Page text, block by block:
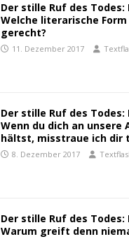
Der stille Ruf des Todes:
Welche literarische
gerecht?
11. Dezember 2017
Der stille Ruf des Todes:
Wenn du dich an unsere
hältst, misstraue ich dir
8. Dezember 2017
Der stille Ruf des Todes:
Warum greift denn